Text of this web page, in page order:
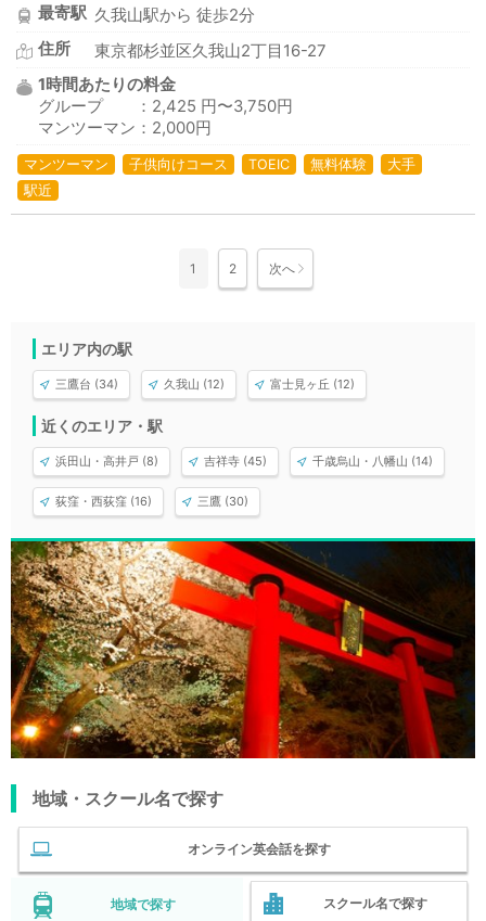
最寄駅 久我山駅から 徒歩2分
住所
東京都杉並区久我山2丁目16-27
1時間あたりの料金
グループ ：2,425 円〜3,750円
マンツーマン：2,000円
マンツーマン 子供向けコース TOEIC 無料体験
大手
駅近
1 2 次へ
エリア内の駅
三鷹台 (34) 久我山 (12) 富士見ヶ丘 (12)
近くのエリア・駅
浜田山・高井戸 (8) 吉祥寺 (45) 千歳烏山・八幡山 (14)
荻窪・西荻窪 (16) 三鷹 (30)
地域・スクール名で探す
オンライン英会話を探す
地域で探す スクール名で探す